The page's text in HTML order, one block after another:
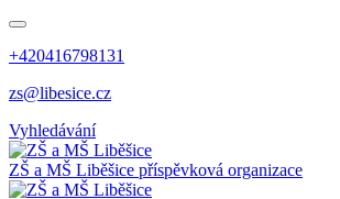
+420416798131
zs@libesice.cz
Vyhledávání
ZŠ a MŠ Liběšice příspěvková organizace